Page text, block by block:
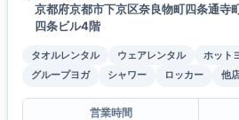
京都府京都市下京区奈良物町四条通寺
四条ビル4階
タオルレンタル ウェアレンタル ホット
グループヨガ
シャワー ロッカー 他
営業時間